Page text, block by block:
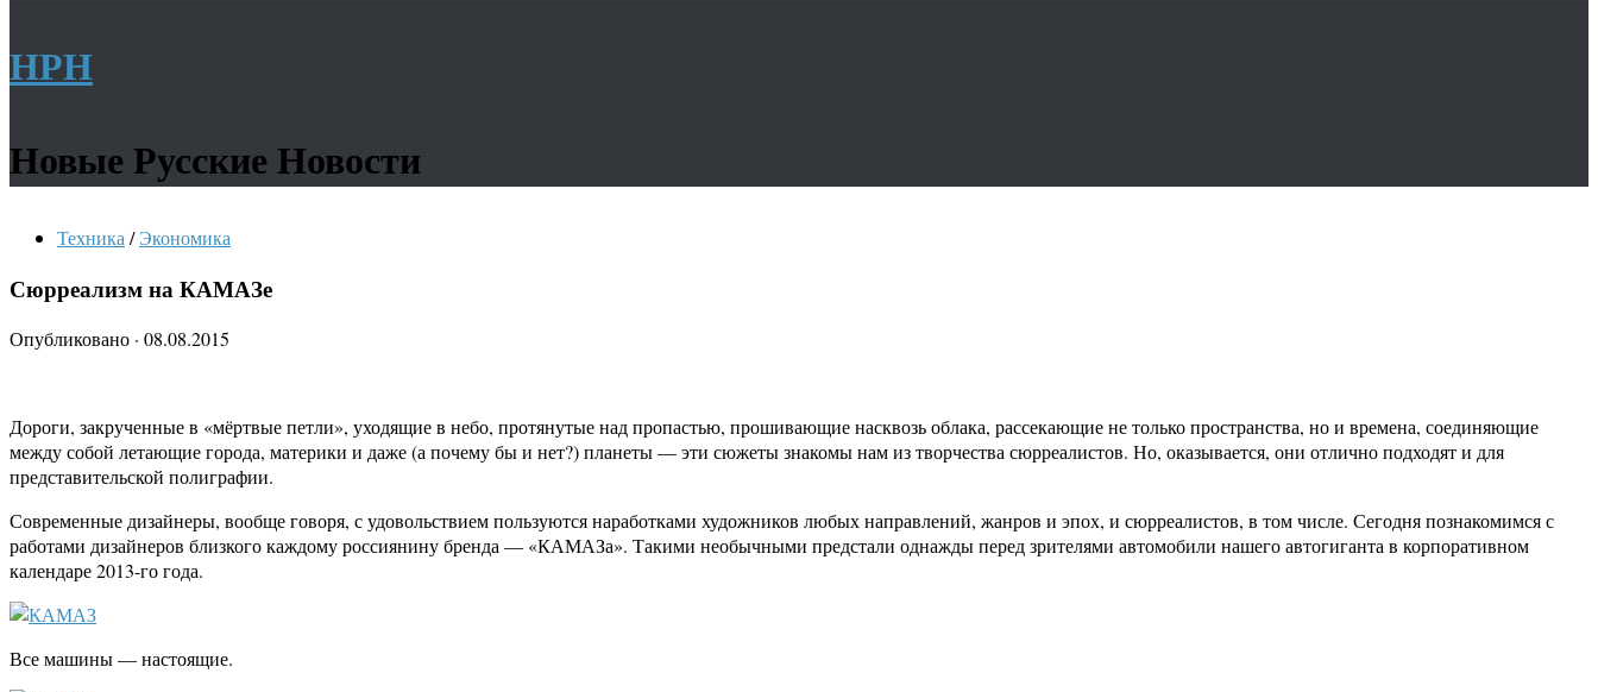
НРН
Новые Русские Новости
Техника / Экономика
Сюрреализм на КАМАЗе
Опубликовано · 08.08.2015
Дороги, закрученные в «мёртвые петли», уходящие в небо, протянутые над пропастью, прошивающие насквозь облака, рассекающие не только пространства, но и времена, соединяющие
между собой летающие города, материки и даже (а почему бы и нет?) планеты — эти сюжеты знакомы нам из творчества сюрреалистов. Но, оказывается, они отлично подходят и для
представительской полиграфии.
Современные дизайнеры, вообще говоря, с удовольствием пользуются наработками художников любых направлений, жанров и эпох, и сюрреалистов, в том числе. Сегодня познакомимся с
работами дизайнеров близкого каждому россиянину бренда — «КАМАЗа». Такими необычными предстали однажды перед зрителями автомобили нашего автогиганта в корпоративном
календаре 2013-го года.
Все машины — настоящие.